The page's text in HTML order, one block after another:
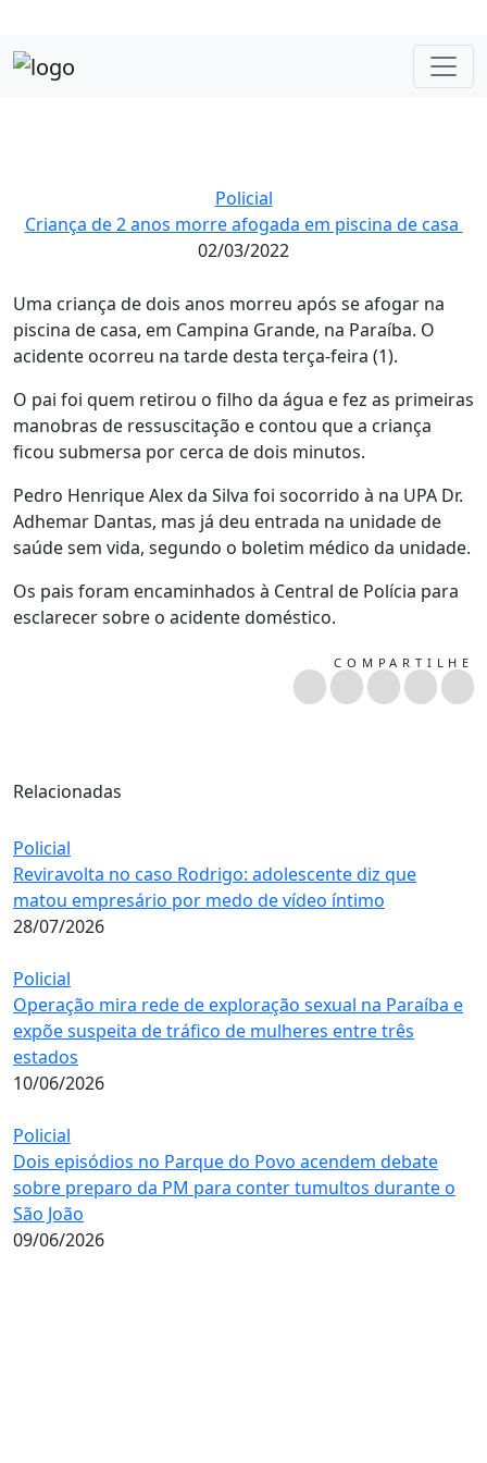
Policial
Criança de 2 anos morre afogada em piscina de casa
02/03/2022
Uma criança de dois anos morreu após se afogar na
piscina de casa, em Campina Grande, na Paraíba. O
acidente ocorreu na tarde desta terça-feira (1).
O pai foi quem retirou o filho da água e fez as primeiras
manobras de ressuscitação e contou que a criança
ficou submersa por cerca de dois minutos.
Pedro Henrique Alex da Silva foi socorrido à na UPA Dr.
Adhemar Dantas, mas já deu entrada na unidade de
saúde sem vida, segundo o boletim médico da unidade.
Os pais foram encaminhados à Central de Polícia para
esclarecer sobre o acidente doméstico.
COMPARTILHE
Relacionadas
Policial
Reviravolta no caso Rodrigo: adolescente diz que
matou empresário por medo de vídeo íntimo
28/07/2026
Policial
Operação mira rede de exploração sexual na Paraíba e
expõe suspeita de tráfico de mulheres entre três
estados
10/06/2026
Policial
Dois episódios no Parque do Povo acendem debate
sobre preparo da PM para conter tumultos durante o
São João
09/06/2026